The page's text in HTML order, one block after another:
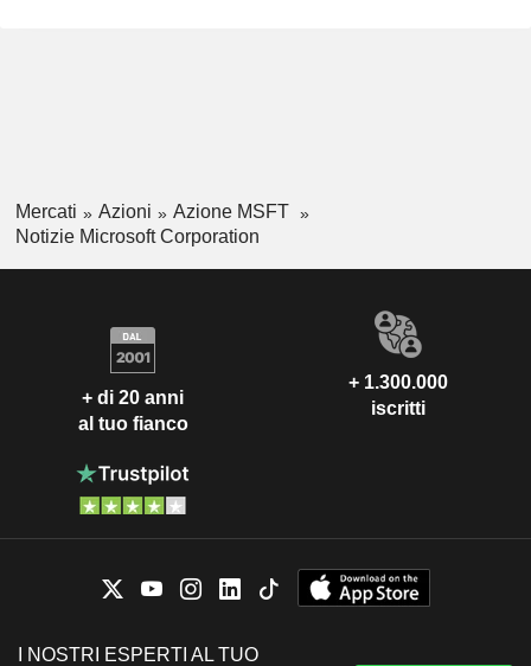
Mercati Azioni
Azione MSFT
Notizie Microsoft Corporation
+ di 20 anni
al tuo fianco
+ 1.300.000
iscritti
I NOSTRI ESPERTI AL TUO